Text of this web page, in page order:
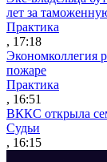
лет за
Практика
, 17:18
Экономколлегия
пожаре
Практика
, 16:51
ВККС открыла
Судьи
, 16:15